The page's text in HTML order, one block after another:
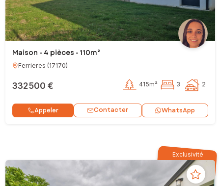
Maison - 4 pièces - 110m²
Ferrieres (17170)
332 500 € 415m² 3 2
Appeler Contacter WhatsApp
Exclusivité